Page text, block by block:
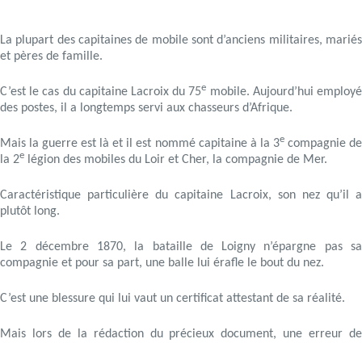
La plupart des capitaines de mobile sont d’anciens militaires, mariés
et pères de famille.
C’est le cas du capitaine Lacroix du 75e mobile. Aujourd’hui employé
des postes, il a longtemps servi aux chasseurs d’Afrique.
Mais la guerre est là et il est nommé capitaine à la 3ecompagnie de
la 2e légion des mobiles du Loir et Cher, la compagnie de Mer.
Caractéristique particulière du capitaine Lacroix, son nez qu’il a
plutôt long.
Le 2 décembre 1870, la bataille de Loigny n’épargne pas sa
compagnie et pour sa part, une balle lui érafle le bout du nez.
C’est une blessure qui lui vaut un certificat attestant de sa réalité.
Mais lors de la rédaction du précieux document, une erreur de